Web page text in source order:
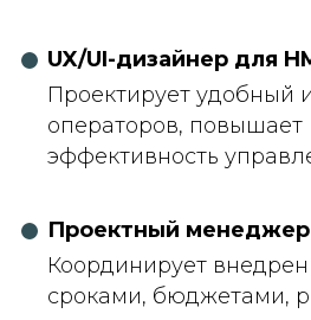
UX/UI-дизайнер для
Проектирует удобный
операторов, повышает
эффективность
Проектный менеджер
Координирует
сроками, бюджетами,